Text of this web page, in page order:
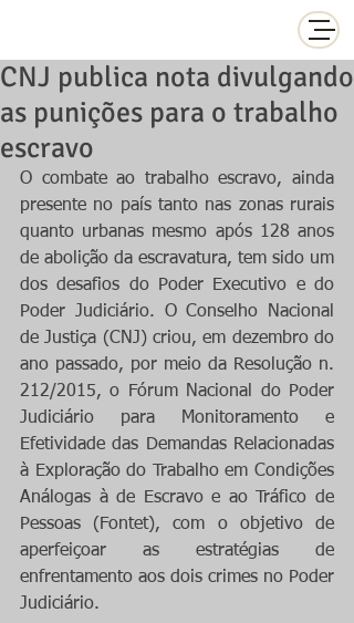
CNJ publica nota divulgando
as punições para o trabalho
escravo
O combate ao trabalho escravo, ainda
presente no país tanto nas zonas rurais
quanto urbanas mesmo após 128 anos
de abolição da escravatura, tem sido um
dos desafios do Poder Executivo e do
Poder Judiciário. O Conselho Nacional
de Justiça (CNJ) criou, em dezembro do
ano passado, por meio da Resolução n.
212/2015, o Fórum Nacional do Poder
Judiciário para Monitoramento e
Efetividade das Demandas Relacionadas
à Exploração do Trabalho em Condições
Análogas à de Escravo e ao Tráfico de
Pessoas (Fontet), com o objetivo de
aperfeiçoar as estratégias de
enfrentamento aos dois crimes no Poder
Judiciário.